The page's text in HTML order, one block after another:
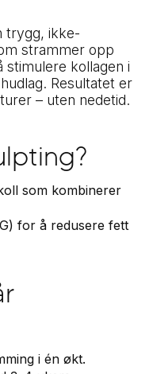
trygg, ikke-
strammer opp
kollagen i
Resultatet er
– uten nedetid.
som kombinerer
for å redusere fett
i én økt.